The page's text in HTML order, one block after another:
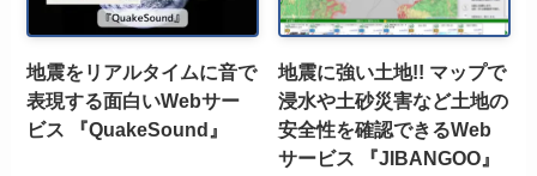
地震をリアルタイムに音で
表現する面白いWebサー
ビス 『QuakeSound』
地震に強い土地!! マップで
浸水や土砂災害など土地の
安全性を確認できるWeb
サービス 『JIBANGOO』